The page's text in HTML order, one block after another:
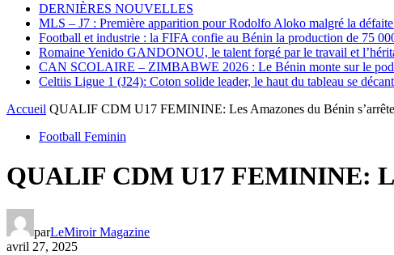
DERNIÈRES NOUVELLES
MLS – J7 : Première apparition pour Rodolfo Aloko malgré la
Football et industrie : la FIFA confie au Bénin la production de 75
Romaine Yenido GANDONOU, le talent forgé par le travail et
CAN SCOLAIRE – ZIMBABWE 2026 : Le Bénin monte sur le
Celtiis Ligue 1 (J24): Coton solide leader, le haut du tableau se
Accueil QUALIF CDM U17 FEMININE: Les Amazones du Bénin
Football Feminin
QUALIF CDM U17 FEMININE:
parLeMiroir Magazine
avril 27, 2025